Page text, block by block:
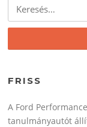
FRISS
A Ford
tanulmányautót